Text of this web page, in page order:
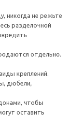
никогда не режьте
разделочной
отдельно.
креплений.
дюбели,
чтобы
оставить